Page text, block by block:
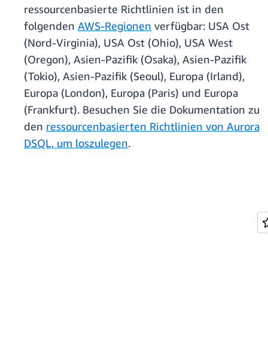
ressourcenbasierte Richtlinien ist in den
folgenden AWS-Regionen verfügbar: USA Ost
(Nord-Virginia), USA Ost (Ohio), USA West
(Oregon), Asien-Pazifik (Osaka), Asien-Pazifik
(Tokio), Asien-Pazifik (Seoul), Europa (Irland),
Europa (London), Europa (Paris) und Europa
(Frankfurt). Besuchen Sie die Dokumentation zu
den ressourcenbasierten Richtlinien von Aurora
DSQL, um loszulegen.